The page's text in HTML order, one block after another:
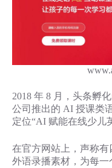
2018 年 8 月，头条孵
公司推出的 AI 授课类
定位“AI 赋能在线少儿
在官方网站上，声称
外语录播素材，为每